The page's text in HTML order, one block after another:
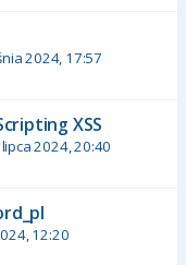
2024, 17:57
XSS
2024, 20:40
12:20